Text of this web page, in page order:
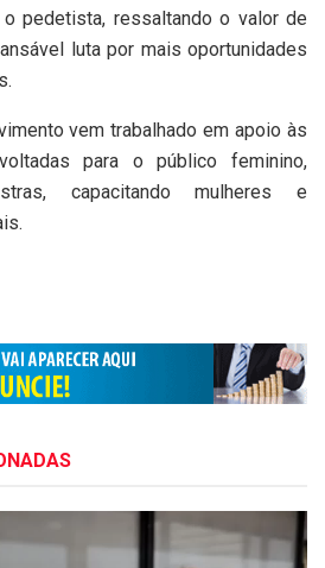
pedetista, ressaltando o valor de
luta por mais oportunidades
vem trabalhado em apoio às
para o público feminino,
capacitando mulheres e